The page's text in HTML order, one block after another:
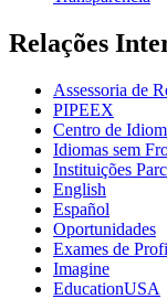
Relações
Assessoria de
PIPEEX
Centro de
Idiomas sem
Instituições
English
Español
Oportunidades
Exames de
Imagine
EducationUSA